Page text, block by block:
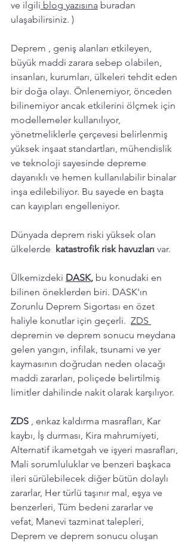
ve ilgili blog yazısına buradan
ulaşabilirsiniz. )
Deprem , geniş alanları etkileyen,
büyük maddi zarara sebep olabilen,
insanları, kurumları, ülkeleri tehdit eden
bir doğa olayı. Önlenemiyor, önceden
bilinemiyor ancak etkilerini ölçmek için
modellemeler kullanılıyor,
yönetmeliklerle çerçevesi belirlenmiş
yüksek inşaat standartları, mühendislik
ve teknoloji sayesinde depreme
dayanıklı ve hemen kullanılabilir binalar
inşa edilebiliyor. Bu sayede en başta
can kayıpları engelleniyor.
Dünyada deprem riski yüksek olan
ülkelerde katastrofik risk havuzları var.
Ülkemizdeki DASK, bu konudaki en
bilinen öneklerden biri. DASK'ın
Zorunlu Deprem Sigortası en özet
haliyle konutlar için geçerli. ZDS
depremin ve deprem sonucu meydana
gelen yangın, infilak, tsunami ve yer
kaymasının doğrudan neden olacağı
maddi zararları, poliçede belirtilmiş
limitler dahilinde nakit olarak karşılıyor.
ZDS , enkaz kaldırma masrafları, Kar
kaybı, İş durması, Kira mahrumiyeti,
Alternatif ikametgah ve işyeri masrafları,
Mali sorumluluklar ve benzeri başkaca
ileri sürülebilecek diğer bütün dolaylı
zararlar, Her türlü taşınır mal, eşya ve
benzerleri, Tüm bedeni zararlar ve
vefat, Manevi tazminat talepleri,
Deprem ve deprem sonucu oluşan